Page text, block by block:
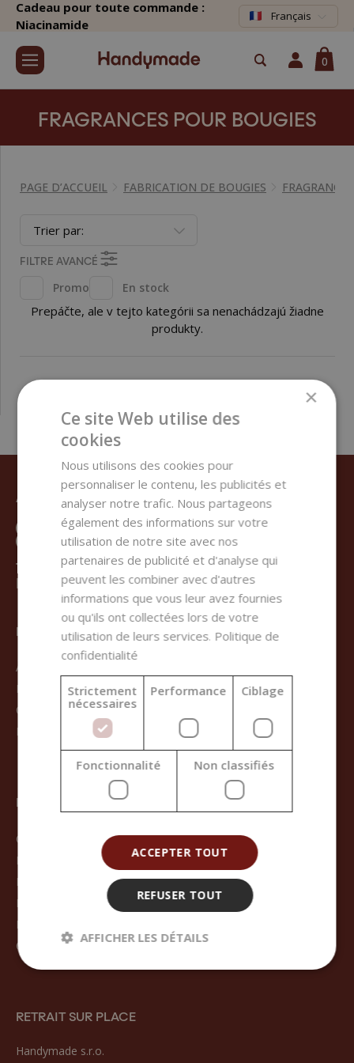
Cadeau pour toute commande :
Niacinamide
Français
0
FRAGRANCES POUR BOUGIES
PAGE D’ACCUEIL FABRICATION DE BOUGIES
Trier par:
FILTRE AVANCÉ
Promo
En stock
Prepáčte, ale v tejto kategórii sa nenachádzajú žiadne
produkty.
AVEZ-VOUS BESOIN D’AIDE ?
+421 950 333 113
INFO@HANDYMADE-SHOP.FR
HANDYMADE
À propos de nous
Blog
Contact
Inscription
POUR LES CLIENTS
Conditions générales de vente
Modes de livraison des marchandises
Retours et remboursements
Foire aux questions
Documentation
Cours
RETRAIT SUR PLACE
Handymade s.r.o.
×
Ce site Web utilise des
cookies
Nous utilisons des cookies pour
personnaliser le contenu, les publicités et
analyser notre trafic. Nous partageons
également des informations sur votre
utilisation de notre site avec nos
partenaires de publicité et d'analyse qui
peuvent les combiner avec d'autres
informations que vous leur avez fournies
ou qu'ils ont collectées lors de votre
utilisation de leurs services. Politique de
confidentialité
Strictement
nécessaires
Performance Ciblage
Fonctionnalité Non classifiés
ACCEPTER TOUT
REFUSER TOUT
AFFICHER LES DÉTAILS